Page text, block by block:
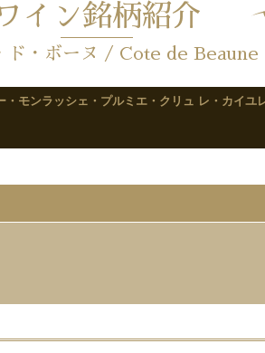
イン銘柄紹介
ド・ボーヌ / Cote de Beaune
・モンラッシェ・プルミエ・クリュ レ・カイユ